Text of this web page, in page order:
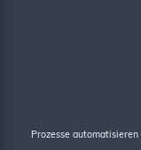
Prozesse